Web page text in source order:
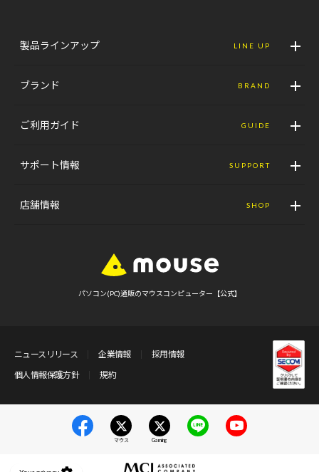
製品ラインアップ LINE UP
ブランド BRAND
ご利用ガイド GUIDE
サポート情報 SUPPORT
店舗情報 SHOP
パソコン(PC)通販のマウスコンピューター【公式】
ニュースリリース 企業情報
採用情報
個人情報保護方針
規約
マウス Gaming